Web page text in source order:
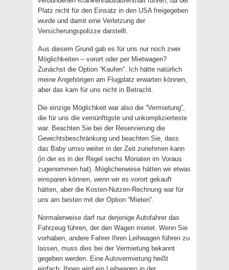
Platz nicht für den Einsatz in den USA freigegeben
wurde und damit eine Verletzung der
Versicherungspolizze darstellt.
Aus diesem Grund gab es für uns nur noch zwei
Möglichkeiten – vorort oder per Mietwagen?
Zunächst die Option “Kaufen”. Ich hätte natürlich
meine Angehörigen am Flugplatz erwarten können,
aber das kam für uns nicht in Betracht.
Die einzige Möglichkeit war also die “Vermietung”,
die für uns die vernünftigste und unkomplizierteste
war. Beachten Sie bei der Reservierung die
Gewichtsbeschränkung und beachten Sie, dass
das Baby umso weiter in der Zeit zunehmen kann
(in der es in der Regel sechs Monaten im Voraus
zugenommen hat). Möglicherweise hätten wir etwas
einsparen können, wenn wir es vorort gekauft
hätten, aber die Kosten-Nutzen-Rechnung war für
uns am besten mit der Option “Mieten”.
Normalerweise darf nur derjenige Autofahrer das
Fahrzeug führen, der den Wagen mietet. Wenn Sie
vorhaben, andere Fahrer Ihren Leihwagen führen zu
lassen, muss dies bei der Vermietung bekannt
gegeben werden. Eine Autovermietung heißt